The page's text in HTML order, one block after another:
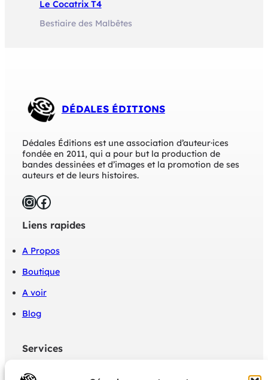
Le Cocatrix T4
Bestiaire des Malbêtes
DÉDALES ÉDITIONS
Dédales Éditions est une association d’auteur·ices
fondée en 2011, qui a pour but la production de
bandes dessinées et d’images et la promotion de ses
auteurs et de leurs histoires.
InstagramFacebook
Liens rapides
A Propos
Boutique
A voir
Blog
Services
Politique de confidentialité